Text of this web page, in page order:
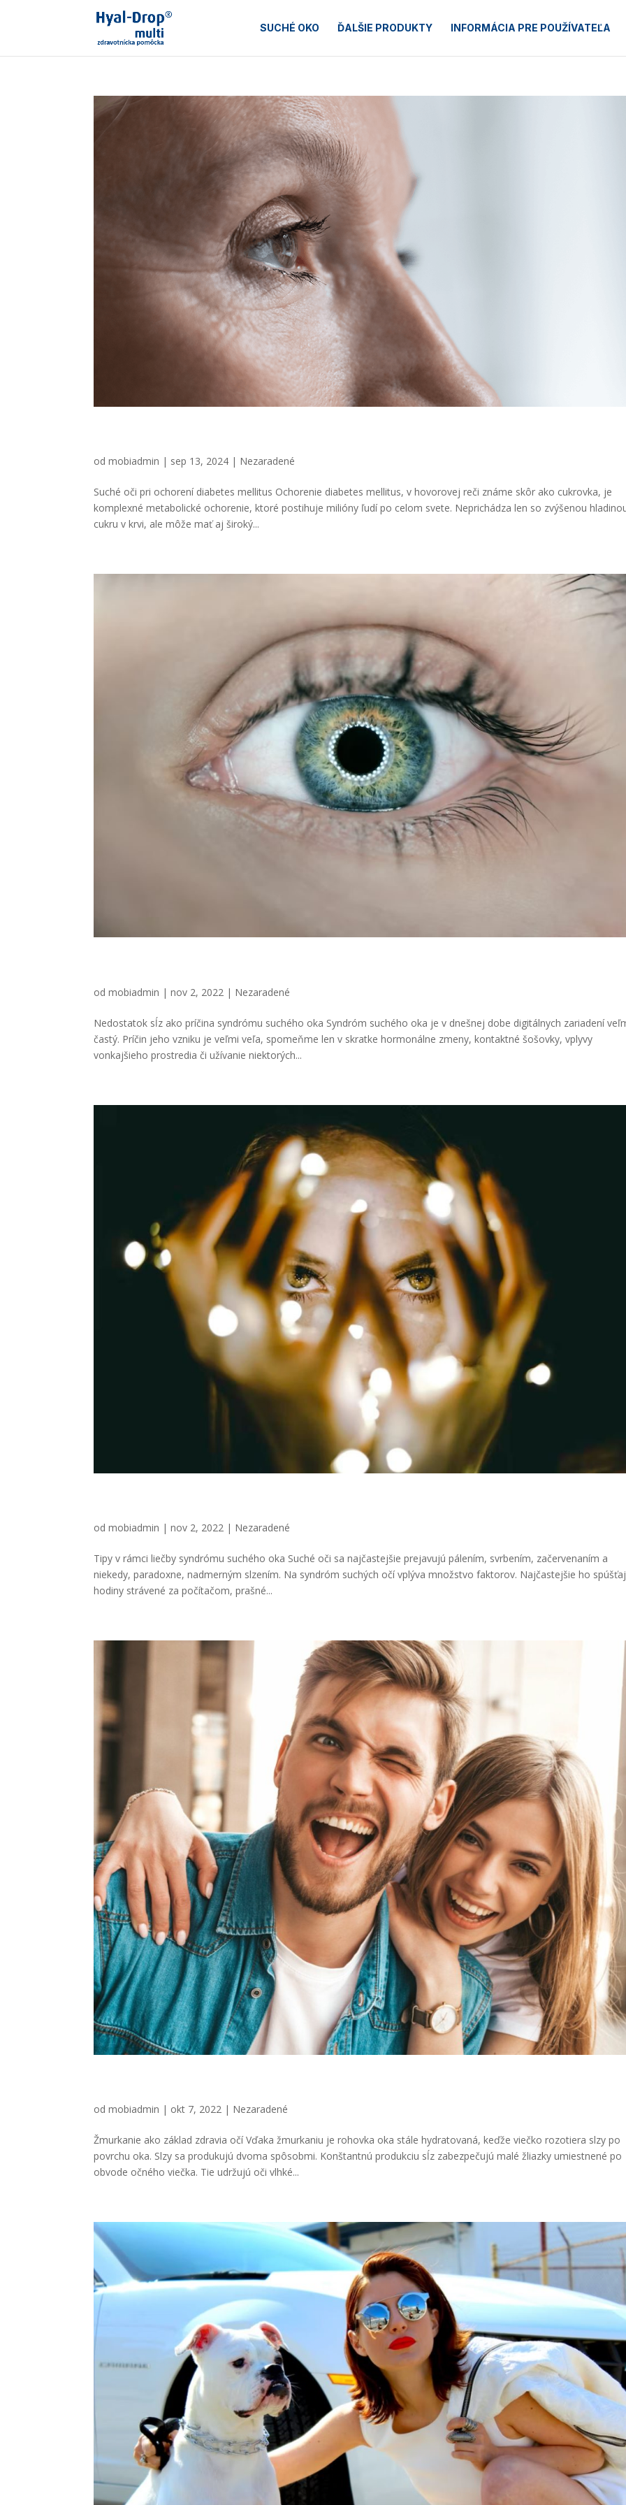
SUCHÉ OKO ĎALŠIE PRODUKTY INFORMÁCIA PRE POUŽÍVATEĽA
odmobiadmin | sep 13, 2024 | Nezaradené
Suché oči pri ochorení diabetes mellitus Ochorenie diabetes mellitus, v hovorovej reči známe skôr ako cukrovka, je
komplexné metabolické ochorenie, ktoré postihuje milióny ľudí po celom svete. Neprichádza len so zvýšenou
cukru v krvi, ale môže mať aj široký...
odmobiadmin |nov 2, 2022 | Nezaradené
Nedostatok sĺz ako príčina syndrómu suchého oka Syndróm suchého oka je v dnešnej dobe digitálnych zariadení
častý. Príčin jeho vzniku je veľmi veľa, spomeňme len v skratke hormonálne zmeny, kontaktné šošovky, vplyvy
vonkajšieho prostredia či užívanie niektorých...
odmobiadmin |nov 2, 2022 | Nezaradené
Tipy v rámci liečby syndrómu suchého oka Suché oči sa najčastejšie prejavujú pálením, svrbením, začervenaním a
niekedy, paradoxne, nadmerným slzením. Na syndróm suchých očí vplýva množstvo faktorov. Najčastejšie ho
hodiny strávené za počítačom, prašné...
odmobiadmin | okt 7, 2022 | Nezaradené
Žmurkanie ako základ zdravia očí Vďaka žmurkaniu je rohovka oka stále hydratovaná, keďže viečko rozotiera slzy po
povrchu oka. Slzy sa produkujú dvoma spôsobmi. Konštantnú produkciu sĺz zabezpečujú malé žliazky umiestnené po
obvode očného viečka. Tie udržujú oči vlhké...